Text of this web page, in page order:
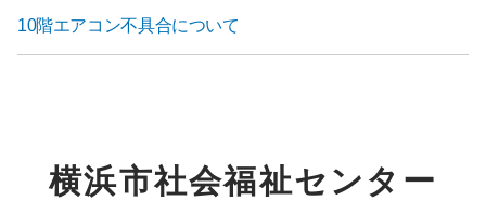
10階エアコン不具合について
横浜市社会福祉センター